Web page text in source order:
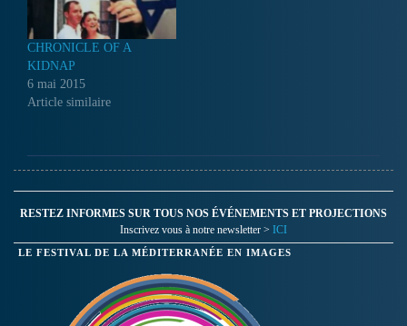
CHRONICLE OF A
KIDNAP
6 mai 2015
Article similaire
RESTEZ INFORMES SUR TOUS NOS ÉVÉNEMENTS ET PROJECTIONS
Inscrivez vous à notre newsletter > ICI
LE FESTIVAL DE LA MÉDITERRANÉE EN IMAGES